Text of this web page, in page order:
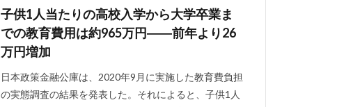
子供1人当たりの高校入学から大学卒業ま
での教育費用は約965万円――前年より26
万円増加
日本政策金融公庫は、2020年9月に実施した教育費負担
の実態調査の結果を発表した。それによると、子供1人